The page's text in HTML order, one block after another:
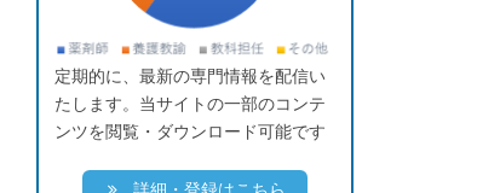
定期的に、最新の専門情報を配信い
たします。当サイトの一部のコンテ
ンツを閲覧・ダウンロード可能です